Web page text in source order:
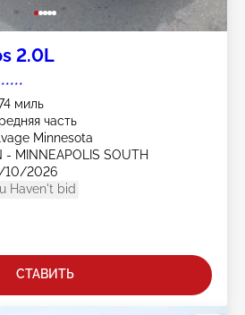
2.0L
миль
часть
Minnesota
- MINNEAPOLIS SOUTH
10/2026
Haven't bid
СТАВИТЬ